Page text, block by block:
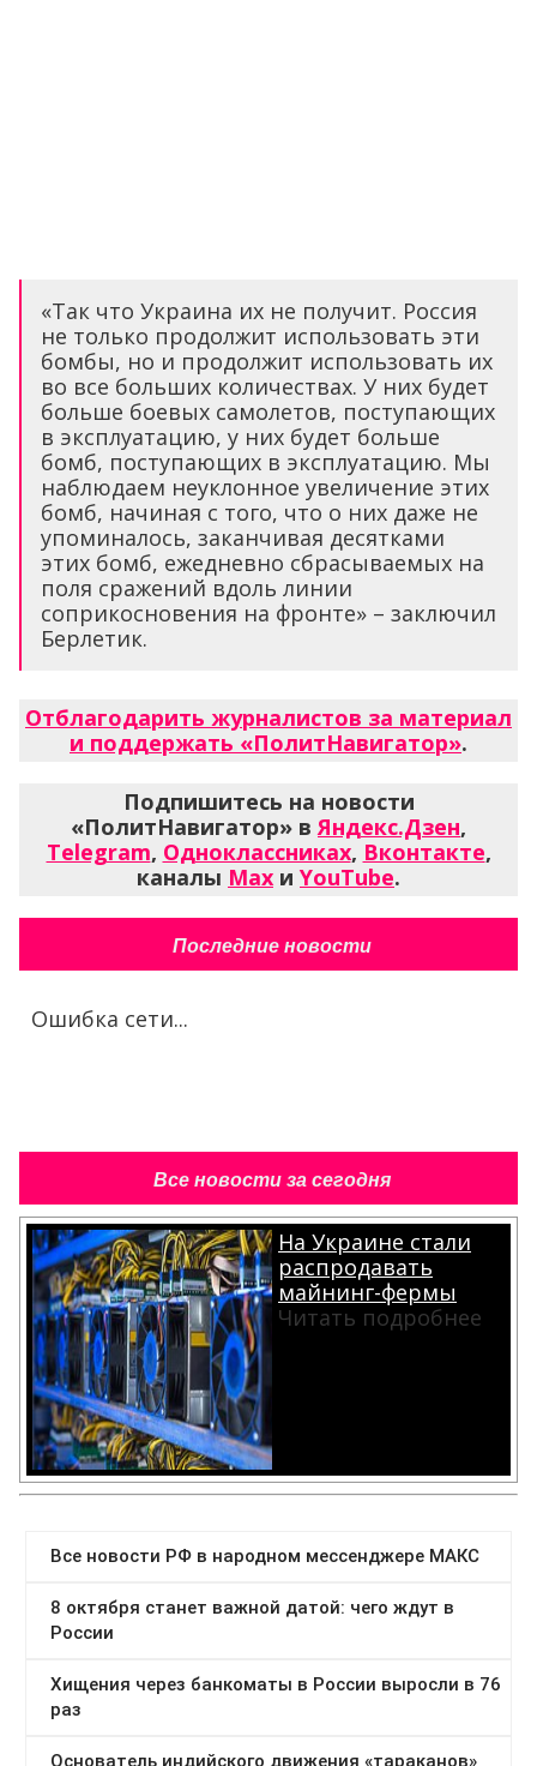
«Так что Украина их не получит. Россия
не только продолжит использовать эти
бомбы, но и продолжит использовать их
во все больших количествах. У них будет
больше боевых самолетов, поступающих
в эксплуатацию, у них будет больше
бомб, поступающих в эксплуатацию. Мы
наблюдаем неуклонное увеличение этих
бомб, начиная с того, что о них даже не
упоминалось, заканчивая десятками
этих бомб, ежедневно сбрасываемых на
поля сражений вдоль линии
соприкосновения на фронте» – заключил
Берлетик.
Отблагодарить журналистов за материал
и поддержать «ПолитНавигатор».
Подпишитесь на новости
«ПолитНавигатор» вЯндекс.Дзен,
Telegram, Одноклассниках, Вконтакте,
каналы Max и YouTube.
Последние новости
Ошибка сети...
Все новости за сегодня
На Украине стали
распродавать
майнинг-фермы
Читать подробнее